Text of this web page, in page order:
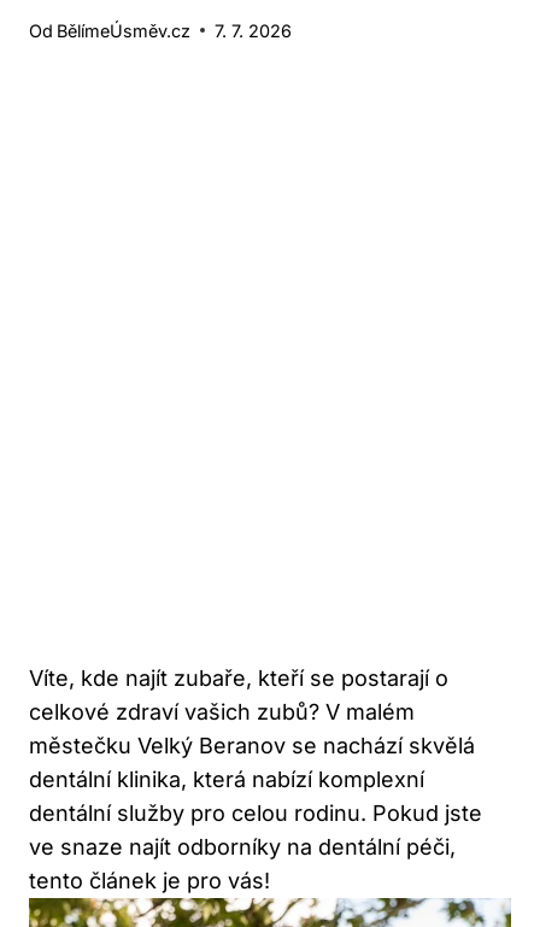
Od BělímeÚsměv.cz 7. 7. 2026
Víte, kde najít zubaře, kteří se postarají o
celkové zdraví vašich zubů? V malém
městečku Velký Beranov se nachází skvělá
dentální klinika, která nabízí komplexní
dentální služby pro celou rodinu. Pokud jste
ve snaze najít odborníky na dentální péči,
tento článek je pro vás!